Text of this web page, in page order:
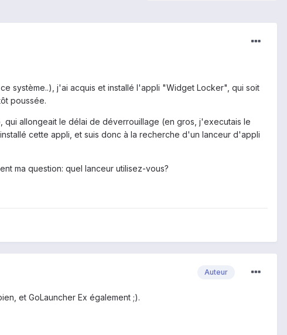
système..), j'ai acquis et installé l'appli "Widget Locker", qui soit
poussée.
allongeait le délai de déverrouillage (en gros, j'executais le
cette appli, et suis donc à la recherche d'un lanceur d'appli
ma question: quel lanceur utilisez-vous?
Auteur
et GoLauncher Ex également ;).